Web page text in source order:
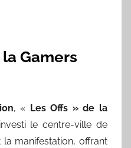
Gamers
, « Les Offs » de la
le centre-ville de
manifestation, offrant